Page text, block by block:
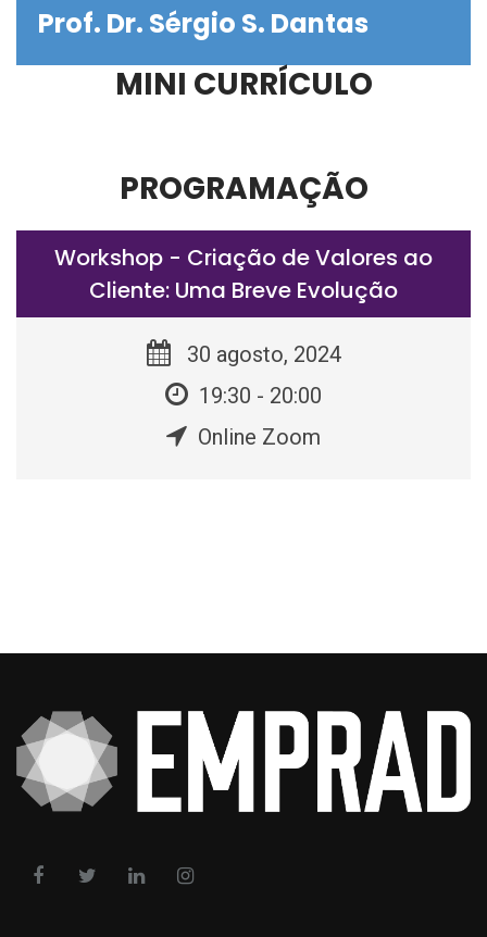
Prof. Dr. Sérgio S. Dantas
MINI CURRÍCULO
PROGRAMAÇÃO
Workshop - Criação de Valores ao
Cliente: Uma Breve Evolução
30 agosto, 2024
19:30 - 20:00
Online Zoom